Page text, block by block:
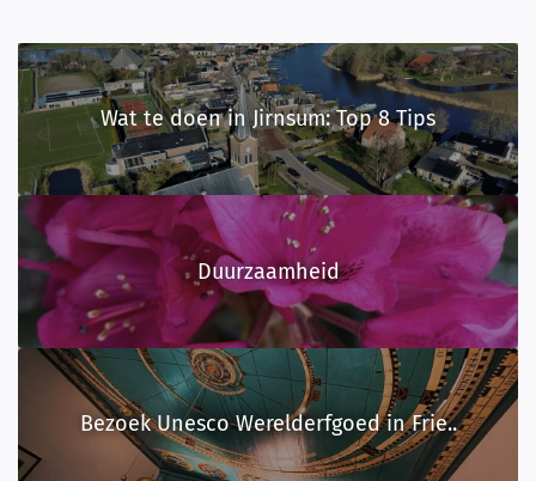
Wat te doen in Jirnsum: Top 8 Tips
Duurzaamheid
Bezoek Unesco Werelderfgoed in Frie..